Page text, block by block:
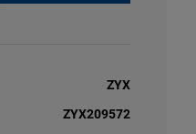
ZYX
ZYX209572